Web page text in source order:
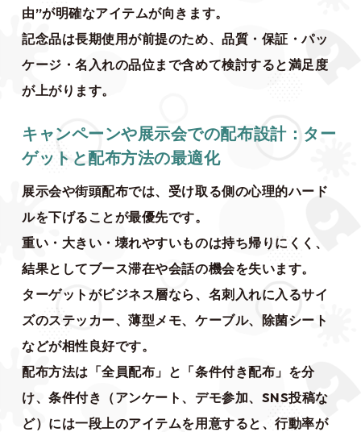
由”が明確なアイテムが向きます。
記念品は長期使用が前提のため、品質・保証・パッ
ケージ・名入れの品位まで含めて検討すると満足度
が上がります。
キャンペーンや展示会での配布設計：ター
ゲットと配布方法の最適化
展示会や街頭配布では、受け取る側の心理的ハード
ルを下げることが最優先です。
重い・大きい・壊れやすいものは持ち帰りにくく、
結果としてブース滞在や会話の機会を失います。
ターゲットがビジネス層なら、名刺入れに入るサイ
ズのステッカー、薄型メモ、ケーブル、除菌シート
などが相性良好です。
配布方法は「全員配布」と「条件付き配布」を分
け、条件付き（アンケート、デモ参加、SNS投稿な
ど）には一段上のアイテムを用意すると、行動率が